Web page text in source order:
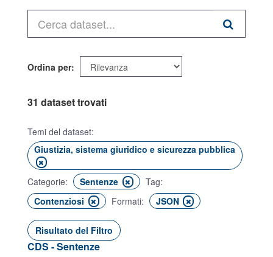
Ordina per
31 dataset trovati
Temi del dataset:
Giustizia, sistema giuridico e sicurezza pubblica
Categorie: Sentenze
Tag:
Contenziosi
Formati: JSON
Risultato del Filtro
CDS - Sentenze